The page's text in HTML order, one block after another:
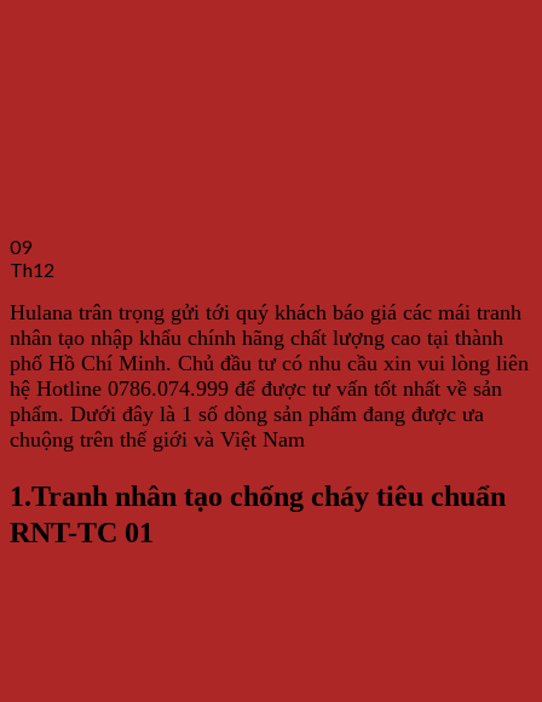
09
Th12
Hulana trân trọng gửi tới quý khách báo giá các mái tranh
nhân tạo nhập khẩu chính hãng chất lượng cao tại thành
phố Hồ Chí Minh. Chủ đầu tư có nhu cầu xin vui lòng liên
hệ Hotline 0786.074.999 để được tư vấn tốt nhất về sản
phẩm. Dưới đây là 1 số dòng sản phẩm đang được ưa
chuộng trên thế giới và Việt Nam
1.Tranh nhân tạo chống cháy tiêu chuẩn
RNT-TC 01